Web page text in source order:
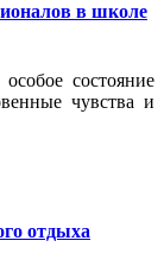
в школе
состояние
чувства и
отдыха